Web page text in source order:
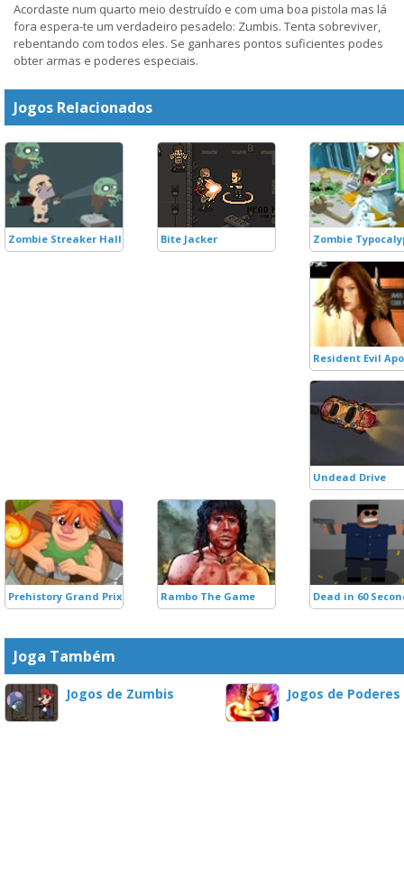
Acordaste num quarto meio destruído e com uma boa pistola mas lá
fora espera-te um verdadeiro pesadelo: Zumbis. Tenta sobreviver,
rebentando com todos eles. Se ganhares pontos suficientes podes
obter armas e poderes especiais.
Jogos Relacionados
Zombie Streaker Halloween Edition
Bite Jacker Zombie
Resident Evil
Undead Drive
Prehistory Grand Prix Rambo The Game Dead in 60
Joga Também
Jogos de Zumbis Jogos de Poderes